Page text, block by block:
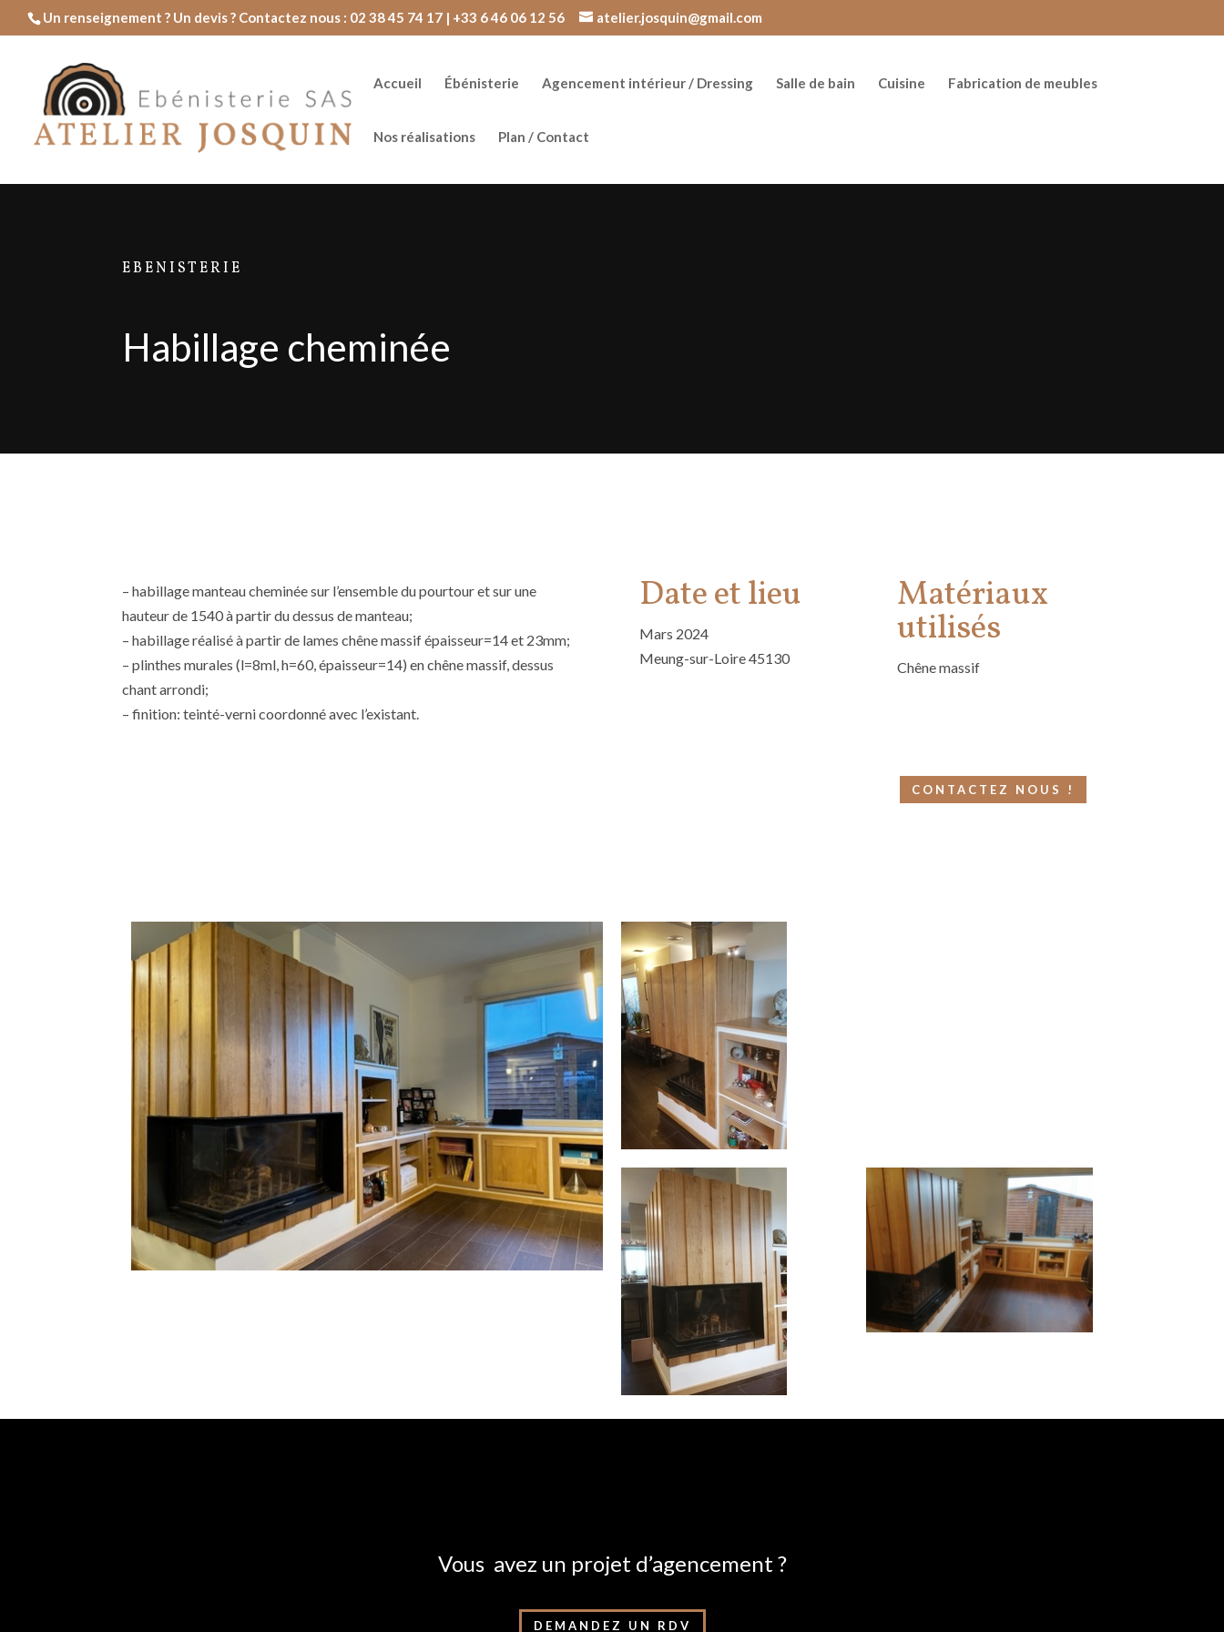
Un renseignement ? Un devis ? Contactez nous : 02 38 45 74 17 | +33 6 46 06 12 56 atelier.josquin@gmail.com
Accueil Ébénisterie Agencement intérieur / Dressing Salle de bain Cuisine Fabrication de meubles
Nos réalisations Plan / Contact
EBENISTERIE
Habillage cheminée
– habillage manteau cheminée sur l’ensemble du pourtour et sur une
hauteur de 1540 à partir du dessus de manteau;
– habillage réalisé à partir de lames chêne massif épaisseur=14 et 23mm;
– plinthes murales (l=8ml, h=60, épaisseur=14) en chêne massif, dessus
chant arrondi;
– finition: teinté-verni coordonné avec l’existant.
Date et lieu
Mars 2024
Meung-sur-Loire 45130
Matériaux
utilisés
Chêne massif
CONTACTEZ NOUS !
Vous avez un projet d’agencement ?
DEMANDEZ UN RDV